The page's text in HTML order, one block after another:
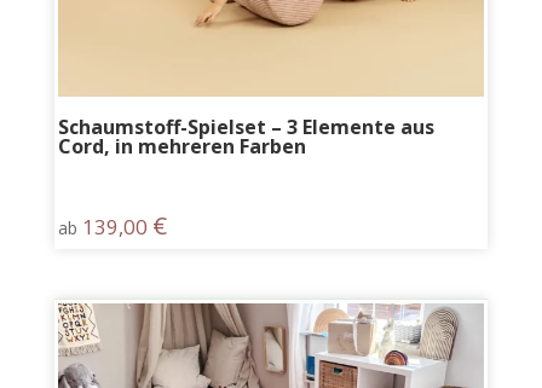
Schaumstoff-Spielset – 3 Elemente aus
Cord, in mehreren Farben
ab 139,00 €